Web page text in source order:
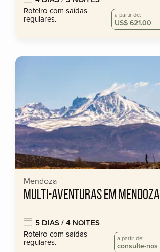
Roteiro com saídas
regulares. a partir de:
US$ 621.00
Mendoza
MULTI-AVENTURAS EM MENDOZA
5 DIAS / 4 NOITES
Roteiro com saídas
regulares. a partir de:
consulte-nos